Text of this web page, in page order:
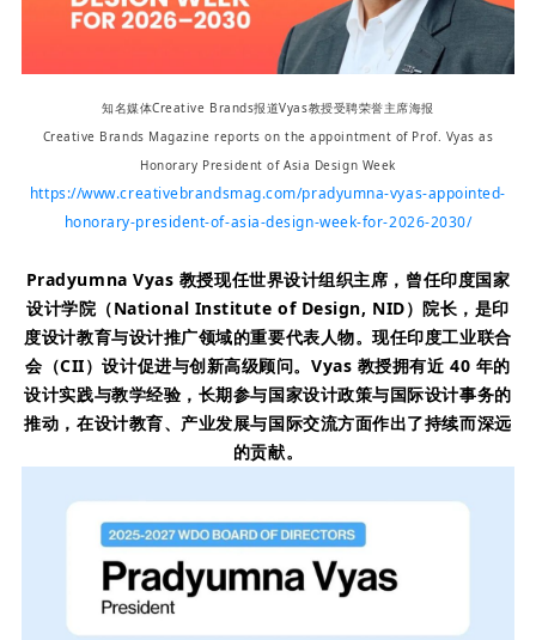
知名媒体Creative Brands报道Vyas教授受聘荣誉主席海报
Creative Brands Magazine reports on the appointment of Prof. Vyas as
Honorary President of Asia Design Week
https://www.creativebrandsmag.com/pradyumna-vyas-appointed-
honorary-president-of-asia-design-week-for-2026-2030/
Pradyumna Vyas 教授现任世界设计组织主席 ，曾任印度国家
设计学院（National Institute of Design, NID）院长 ，是印
度设计教育与设计推广领域的重要代表人物。现任印度工业联合
会（CII）设计促进与创新高级顾问。Vyas 教授拥有近 40 年的
设计实践与教学经验，长期参与国家设计政策与国际设计事务的
推动，在设计教育、产业发展与国际交流方面作出了持续而深远
的贡献。